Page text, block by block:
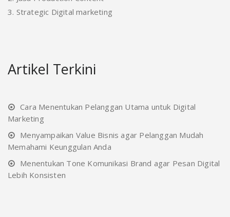
3. Strategic Digital marketing
Artikel Terkini
Cara Menentukan Pelanggan Utama untuk Digital
Marketing
Menyampaikan Value Bisnis agar Pelanggan Mudah
Memahami Keunggulan Anda
Menentukan Tone Komunikasi Brand agar Pesan Digital
Lebih Konsisten